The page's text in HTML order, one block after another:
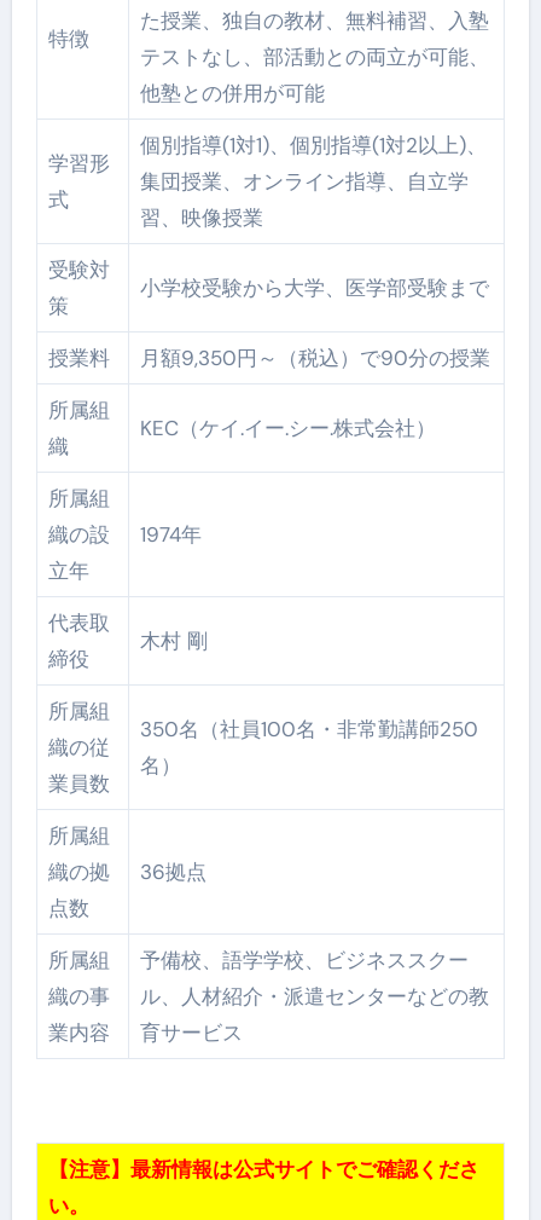
特徴
た授業、独自の教材、無料補習、入塾
テストなし、部活動との両立が可能、
他塾との併用が可能
学習形
式
個別指導(1対1)、個別指導(1対2以上)、
集団授業、オンライン指導、自立学
習、映像授業
受験対
策
小学校受験から大学、医学部受験まで
授業料
月額9,350円～（税込）で90分の授業
所属組
織
KEC（ケイ.イー.シー.株式会社）
所属組
織の設
立年
1974年
代表取
締役
木村 剛
所属組
織の従
業員数
350名（社員100名・非常勤講師250
名）
所属組
織の拠
点数
36拠点
所属組
織の事
業内容
予備校、語学学校、ビジネススクー
ル、人材紹介・派遣センターなどの教
育サービス
【注意】最新情報は公式サイトでご確認くださ
い。